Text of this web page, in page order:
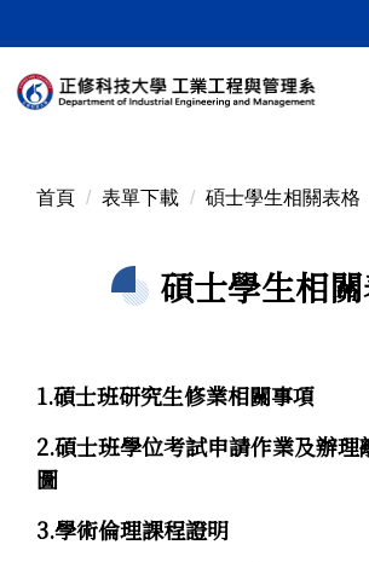
到
主
要
首頁 表單下載 碩士學生相關表格
碩士學生相
1.碩士班研究生修業相關事項
2.碩士班學位考試申請作業及辦理
圖
3.學術倫理課程證明